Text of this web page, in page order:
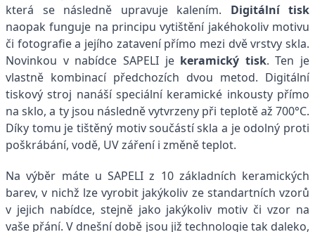
která se následně upravuje kalením. Digitální tisk
naopak funguje na principu vytištění jakéhokoliv motivu
či fotografie a jejího zatavení přímo mezi dvě vrstvy skla.
Novinkou v nabídce SAPELI je keramický tisk. Ten je
vlastně kombinací předchozích dvou metod. Digitální
tiskový stroj nanáší speciální keramické inkousty přímo
na sklo, a ty jsou následně vytvrzeny při teplotě až 700°C.
Díky tomu je tištěný motiv součástí skla a je odolný proti
poškrábání, vodě, UV záření i změně teplot.
Na výběr máte u SAPELI z 10 základních keramických
barev, v nichž lze vyrobit jakýkoliv ze standartních vzorů
v jejich nabídce, stejně jako jakýkoliv motiv či vzor na
vaše přání. V dnešní době jsou již technologie tak daleko,